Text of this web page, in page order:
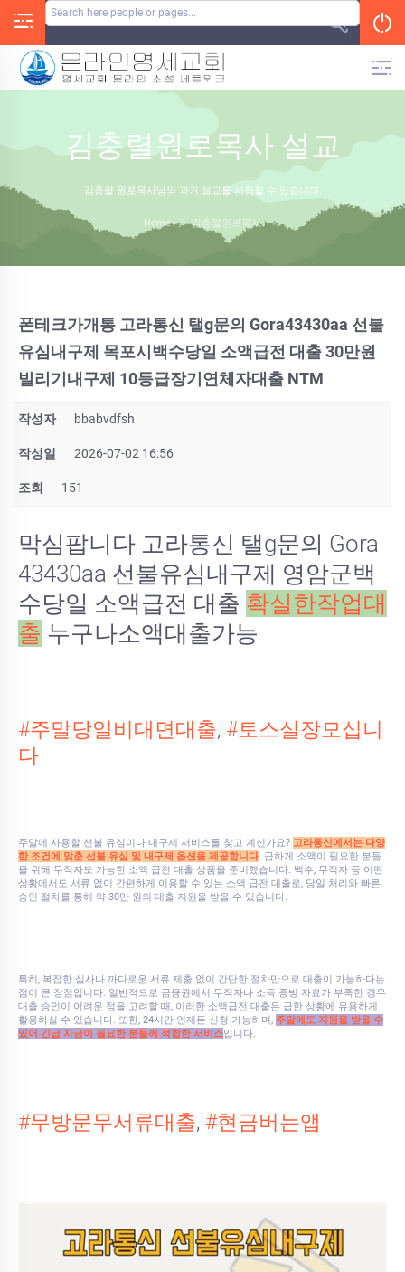
김충렬원로목사 설교
김충렬 원로목사님의 과거 설교를 시청할 수 있습니다.
Home / 김충렬원로목사
폰테크가개통 고라통신 탤g문의 Gora43430aa 선불
유심내구제 목포시백수당일 소액급전 대출 30만원
빌리기내구제 10등급장기연체자대출 NTM
작성자 bbabvdfsh
작성일 2026-07-02 16:56
조회 151
막심팝니다 고라통신 탤g문의 Gora
43430aa 선불유심내구제 영암군백
수당일 소액급전 대출 확실한작업대
출 누구나소액대출가능
#주말당일비대면대출, #토스실장모십니
다
주말에 사용할 선불 유심이나 내구제 서비스를 찾고 계신가요? 고라통신에서는 다양
한 조건에 맞춘 선불 유심 및 내구제 옵션을 제공합니다. 급하게 소액이 필요한 분들
을 위해 무직자도 가능한 소액 급전 대출 상품을 준비했습니다. 백수, 무직자 등 어떤
상황에서도 서류 없이 간편하게 이용할 수 있는 소액 급전 대출로, 당일 처리와 빠른
승인 절차를 통해 약 30만 원의 대출 지원을 받을 수 있습니다.
특히, 복잡한 심사나 까다로운 서류 제출 없이 간단한 절차만으로 대출이 가능하다는
점이 큰 장점입니다. 일반적으로 금융권에서 무직자나 소득 증빙 자료가 부족한 경우
대출 승인이 어려운 점을 고려할 때, 이러한 소액급전 대출은 급한 상황에 유용하게
활용하실 수 있습니다. 또한, 24시간 언제든 신청 가능하며, 주말에도 지원을 받을 수
있어 긴급 자금이 필요한 분들께 적합한 서비스입니다.
#무방문무서류대출, #현금버는앱